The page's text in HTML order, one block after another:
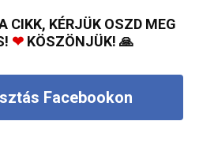
KÉRJÜK OSZD MEG
❤KÖSZÖNJÜK! 🙏
Facebookon